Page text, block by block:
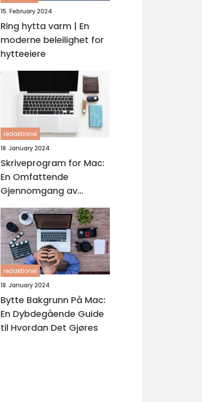
15. February 2024
Ring hytta varm | En
moderne beleilighet for
hytteeiere
redaktionel
18. January 2024
Skriveprogram for Mac:
En Omfattende
Gjennomgang av
Produktene på
Markedet
redaktionel
18. January 2024
Bytte Bakgrunn På Mac:
En Dybdegående Guide
til Hvordan Det Gjøres